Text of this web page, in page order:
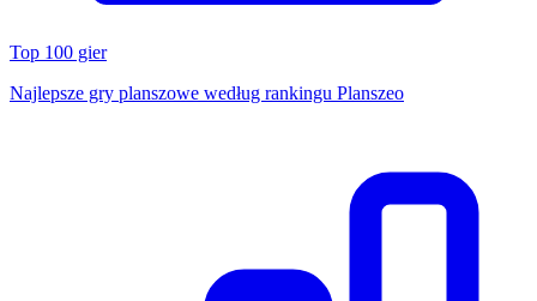
Top 100 gier
Najlepsze gry planszowe według rankingu Planszeo